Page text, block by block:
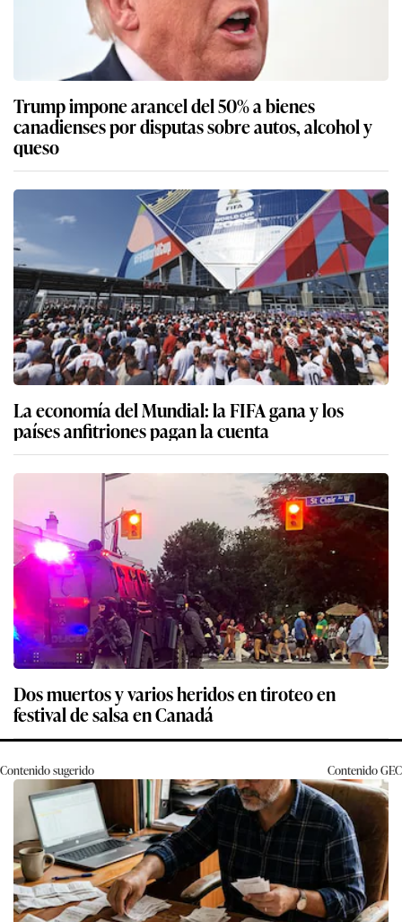
Trump impone arancel del 50% a bienes
canadienses por disputas sobre autos, alcohol y
queso
La economía del Mundial: la FIFA gana y los
países anfitriones pagan la cuenta
Dos muertos y varios heridos en tiroteo en
festival de salsa en Canadá
Contenido sugerido ContenidoGEC